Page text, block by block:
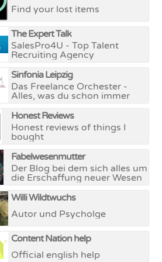
Find your lost items
The Expert Talk
SalesPro4U - Top Talent
Recruiting Agency
Sinfonia Leipzig
Das Freelance Orchester -
Alles, was du schon immer
wolltest, dich aber nie zu
fragen wagtest
instagram.com/sinfonialeipzig
Honest Reviews
Honest reviews of things I
bought
Fabelwesenmutter
Der Blog bei dem sich alles um
die Erschaffung neuer Wesen
Willi Wildtwuchs
Autor und Psycholge
Content Nation help
Official english help